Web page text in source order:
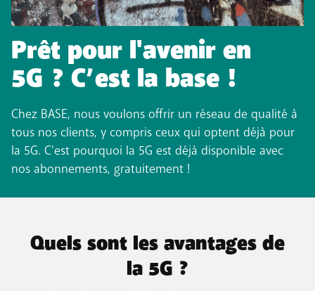
Prêt pour l'avenir en
5G ? C’est la base !
Chez BASE, nous voulons offrir un réseau de qualité à
tous nos clients, y compris ceux qui optent déjà pour
la 5G. C'est pourquoi la 5G est déjà disponible avec
nos abonnements, gratuitement !
Quels sont les avantages de
la 5G ?